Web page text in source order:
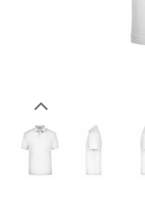
Sie möchten